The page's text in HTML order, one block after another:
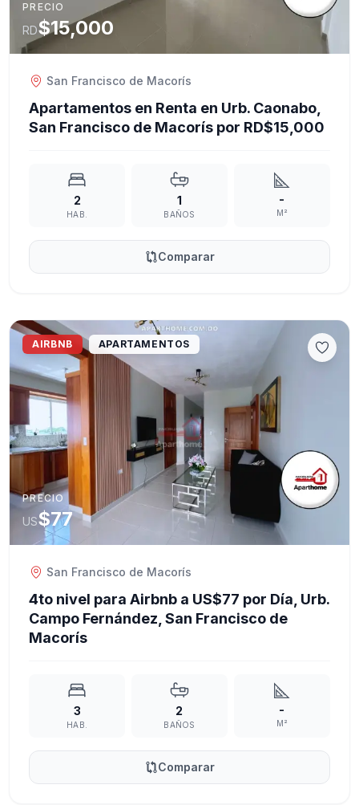
PRECIO
RD$15,000
San Francisco de Macorís
Apartamentos en Renta en Urb. Caonabo,
San Francisco de Macorís por RD$15,000
2
HAB.
1
BAÑOS
-
M²
Comparar
AIRBNB APARTAMENTOS
PRECIO
US$77
San Francisco de Macorís
4to nivel para Airbnb a US$77 por Día, Urb.
Campo Fernández, San Francisco de
Macorís
3
HAB.
2
BAÑOS
-
M²
Comparar